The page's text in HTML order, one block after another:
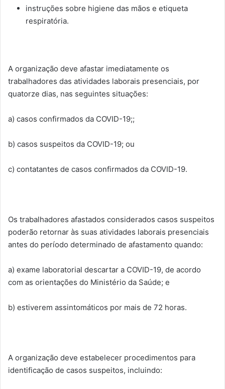
instruções sobre higiene das mãos e etiqueta
respiratória.
A organização deve afastar imediatamente os
trabalhadores das atividades laborais presenciais, por
quatorze dias, nas seguintes situações:
a) casos confirmados da COVID-19;;
b) casos suspeitos da COVID-19; ou
c) contatantes de casos confirmados da COVID-19.
Os trabalhadores afastados considerados casos suspeitos
poderão retornar às suas atividades laborais presenciais
antes do período determinado de afastamento quando:
a) exame laboratorial descartar a COVID-19, de acordo
com as orientações do Ministério da Saúde; e
b) estiverem assintomáticos por mais de 72 horas.
A organização deve estabelecer procedimentos para
identificação de casos suspeitos, incluindo: